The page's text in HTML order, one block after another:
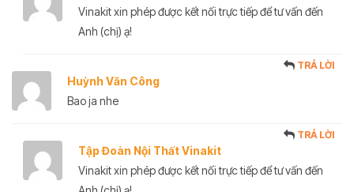
Vinakit xin phép được kết nối trực tiếp để tư vấn đến
Anh (chị) ạ!
Huỳnh Văn Công
TRẢ LỜI
Bao ja nhe
Tập Đoàn Nội Thất Vinakit
TRẢ LỜI
Vinakit xin phép được kết nối trực tiếp để tư vấn đến